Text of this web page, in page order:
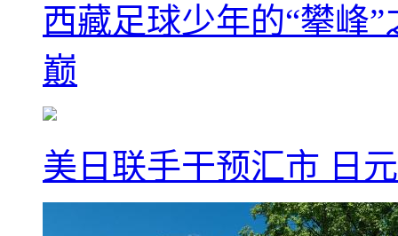
西藏足球少年的“攀峰
巅
美日联手干预汇市 日